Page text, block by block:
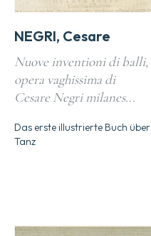
NEGRI, Cesare
Nuove inventioni di balli,
opera vaghissima di
Cesare Negri milanes...
Das erste illustrierte Buch über
Tanz